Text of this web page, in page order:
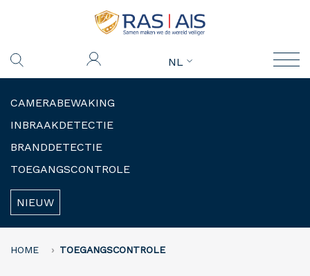
NL
CAMERABEWAKING
INBRAAKDETECTIE
BRANDDETECTIE
TOEGANGSCONTROLE
NIEUW
HOME TOEGANGSCONTROLE